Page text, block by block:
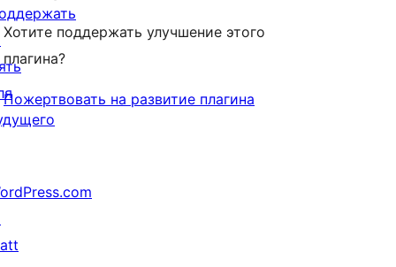
Хотите поддержать улучшение этого
плагина?
Пожертвовать на развитие плагина